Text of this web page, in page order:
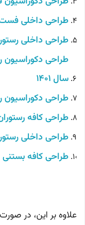
طراحی داخلی فست
طراحی داخلی
طراحی دکوراسیون
سال 1401
طراحی دکوراسیون
طراحی کافه
طراحی داخلی
طراحی کافه بستنی
علاوه بر این، در